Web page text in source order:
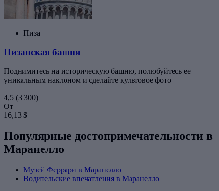
Пиза
Пизанская башня
Поднимитесь на историческую башню, полюбуйтесь ее
уникальным наклоном и сделайте культовое фото
4,5 (3 300)
От
16,13 $
Популярные достопримечательности в
Маранелло
Музей Феррари в Маранелло
Водительские впечатления в Маранелло